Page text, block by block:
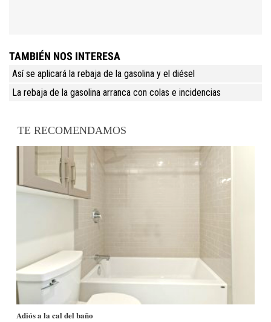
TAMBIÉN NOS INTERESA
Así se aplicará la rebaja de la gasolina y el diésel
La rebaja de la gasolina arranca con colas e incidencias
TE RECOMENDAMOS
Adiós a la cal del baño